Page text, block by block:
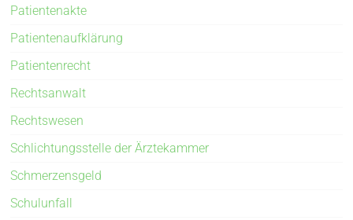
Patientenakte
Patientenaufklärung
Patientenrecht
Rechtsanwalt
Rechtswesen
Schlichtungsstelle der Ärztekammer
Schmerzensgeld
Schulunfall